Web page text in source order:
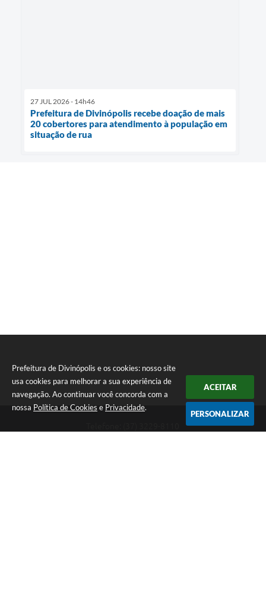
Prefeitura de Divinópolis e os cookies: nosso site
usa cookies para melhorar a sua experiência de
navegação. Ao continuar você concorda com a
nossa Política de Cookies e Privacidade.
ACEITAR
PERSONALIZAR
27 JUL 2026 - 14h46
Prefeitura de Divinópolis recebe doação de mais
20 cobertores para atendimento à população em
situação de rua